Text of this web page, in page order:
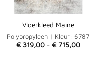
Vloerkleed Maine
Polypropyleen | Kleur: 6787
€319,00 - €715,00